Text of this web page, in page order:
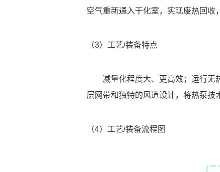
空气重新通入干化室，实现废热回收
（3）工艺/装备特点
减量化程度大、更高效；运行无
层网带和独特的风道设计，将热泵技
（4）工艺/装备流程图